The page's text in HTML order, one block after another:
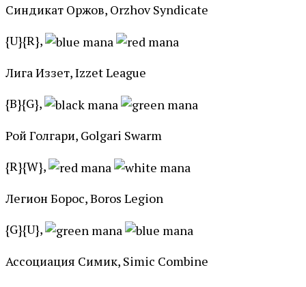
Синдикат Оржов, Orzhov Syndicate
{U}{R},
Лига Иззет, Izzet League
{B}{G},
Рой Голгари, Golgari Swarm
{R}{W},
Легион Борос, Boros Legion
{G}{U},
Ассоциация Симик, Simic Combine